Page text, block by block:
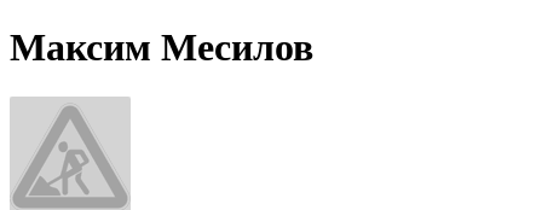
Максим Месилов